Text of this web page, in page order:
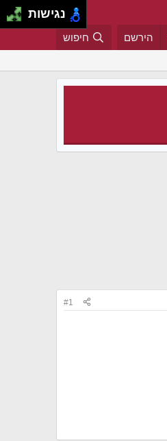
הירשם חיפוש
#1
נגישות